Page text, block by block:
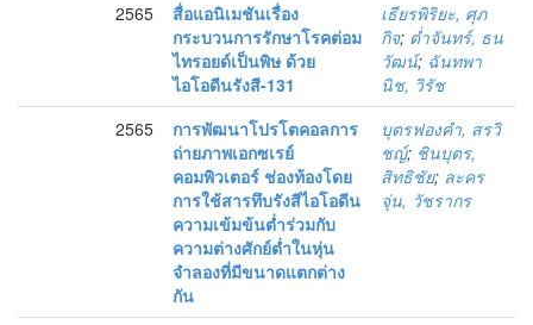
2565
สื่อแอนิเมชันเรื่อง
กระบวนการรักษาโรคต่อม
ไทรอยด์เป็นพิษ ด้วย
ไอโอดีนรังสี-131
เธียรพิริยะ, ศุภ
กิจ; ต่ำจันทร์, ธน
วัฒน์; ฉันทพา
นิช, วิรัช
2565
การพัฒนาโปรโตคอลการ
ถ่ายภาพเอกซเรย์
คอมพิวเตอร์ ช่องท้องโดย
การใช้สารทึบรังสีไอโอดีน
ความเข้มข้นต่ำร่วมกับ
ความต่างศักย์ต่ำในหุ่น
จำลองที่มีขนาดแตกต่าง
กัน
บุตรฟองคำ, สรวิ
ชญ์; ชินบุตร,
สิทธิชัย; ละคร
จุ่น, วัชรากร